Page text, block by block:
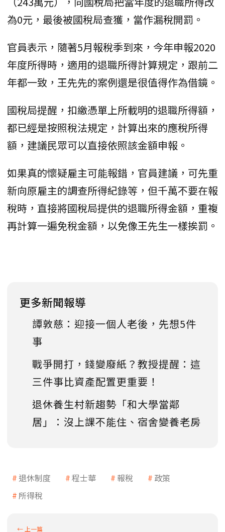
為0元，最後被國稅局查獲，當作漏稅開罰。
官員表示，隨著5月報稅季到來，今年申報2020
年度所得時，適用的退職所得計算規定，跟前二
年都一致，王先先的案例還是很值得作為借鏡。
國稅局提醒，扣繳憑單上所載明的退職所得額，
都已經是按照稅法規定，計算出來的應稅所得
額，建議民眾可以直接依照該金額申報。
如果真的懷疑雇主可能報錯，官員建議，可先重
新向原雇主的調查所得紀錄等，但千萬不要在報
稅時，直接將國稅局提供的退職所得金額，重複
再計算一遍免稅金額，以免像王先生一樣挨罰。
更多新聞報導
譚敦慈：迎接一個人老後，先想5件
事
戰爭開打，錢變廢紙？教授提醒：這
三件事比資產配置更重要！
退休養生村新趨勢「和大學當鄰
居」：沒上課不能住、宿舍變養老房
退休制度 程士華 報稅
政策
所得稅